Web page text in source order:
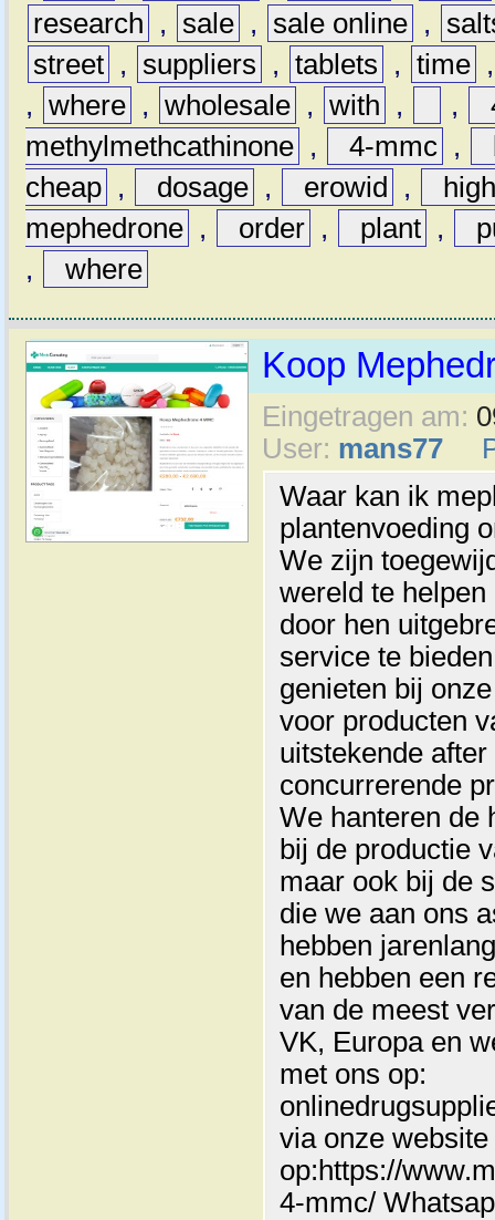
research
, sale , sale online ,
street , suppliers , tablets , time
, where , wholesale , with , ,
methylmethcathinone , 4-mmc ,
cheap , dosage , erowid ,
mephedrone , order , plant ,
,
where
Koop
Eingetragen am:
User: mans77
Waar kan ik
plantenvoeding
We zijn
wereld te
door hen
service te
genieten bij
voor producten
uitstekende
concurrerende
We hanteren de
bij de productie
maar ook bij de
die we aan ons
hebben
en hebben een
van de meest
VK, Europa en
met ons op:
via onze website
op:https://
4-mmc/